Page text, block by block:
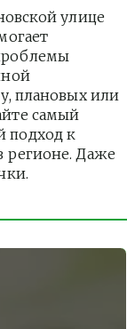
улице
плановых или
самый
подход к
регионе. Даже